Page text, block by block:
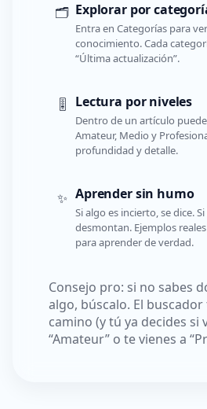
🗂️ Explorar por
Entra en Categorías para
conocimiento. Cada
“Última actualización”.
🎚️ Lectura por niveles
Dentro de un artículo
Amateur, Medio y
profundidad y detalle.
✨ Aprender sin humo
Si algo es incierto, se dice.
desmontan. Ejemplos
para aprender de verdad.
Consejo pro: si no sabes
algo, búscalo. El
camino (y tú ya decides si
“Amateur” o te vienes a